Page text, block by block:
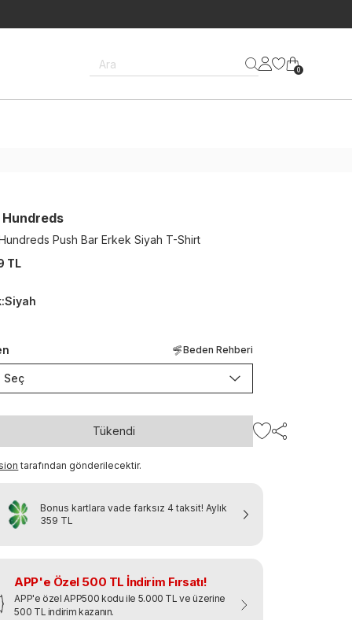
Ara 0
Push Bar Erkek Siyah T-Shirt
TL
:Siyah
Beden Rehberi
Seç
Tükendi
tarafından gönderilecektir.
Bonus kartlara vade farksız 4 taksit! Aylık
359 TL
APP'e Özel 500 TL İndirim Fırsatı!
APP'e özel APP500 kodu ile 5.000 TL ve üzerine
500 TL indirim kazanın.